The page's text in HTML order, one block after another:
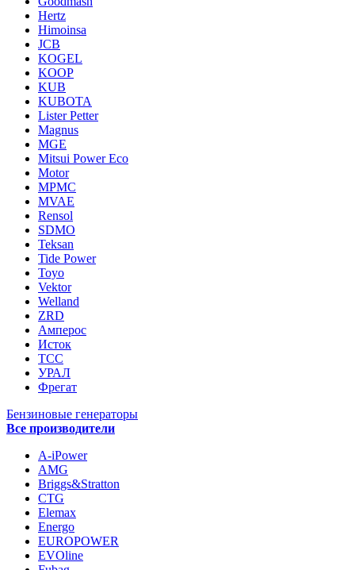
Hertz
Himoinsa
JCB
KOGEL
KOOP
KUB
KUBOTA
Lister Petter
Magnus
MGE
Mitsui Power Eco
Motor
MPMC
MVAE
Rensol
SDMO
Teksan
Tide Power
Toyo
Vektor
Welland
ZRD
Амперос
Исток
ТСС
УРАЛ
Фрегат
Бензиновые генераторы
Все производители
A-iPower
AMG
Briggs&Stratton
CTG
Elemax
Energo
EUROPOWER
EVOline